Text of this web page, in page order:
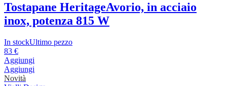
Tostapane HeritageAvorio, in acciaio
inox, potenza 815 W
In stockUltimo pezzo
83 €
Aggiungi
Aggiungi
Novità